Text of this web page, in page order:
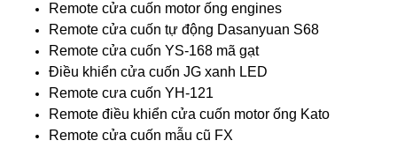
Remote cửa cuốn motor ống engines
Remote cửa cuốn tự động Dasanyuan S68
Remote cửa cuốn YS-168 mã gạt
Điều khiển cửa cuốn JG xanh LED
Remote cưa cuốn YH-121
Remote điều khiển cửa cuốn motor ống Kato
Remote cửa cuốn mẫu cũ FX